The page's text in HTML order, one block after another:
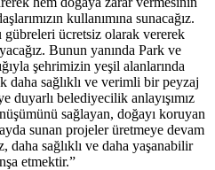
kullanımına sunacağız.
ücretsiz olarak vererek
Bunun yanında Park ve
şehrimizin yeşil alanlarında
daha sağlıklı ve verimli bir peyzaj
duyarlı belediyecilik anlayışımız
sağlayan, doğayı koruyan
sunan projeler üretmeye devam
daha sağlıklı ve daha yaşanabilir
etmektir.”